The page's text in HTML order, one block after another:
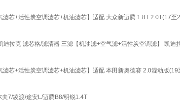
芯+活性炭空调滤芯+机油滤芯】适配 大众新迈腾 1.8T 2.0T(17至
拉克 滤芯格/滤清器 三滤【机油滤+空气滤+活性炭空调滤】 凯迪
芯+活性炭空调滤芯+机油滤芯】适配 本田新奥德赛 2.0混动版(19
7/凌渡/途安L/迈腾B8/明锐1.4T